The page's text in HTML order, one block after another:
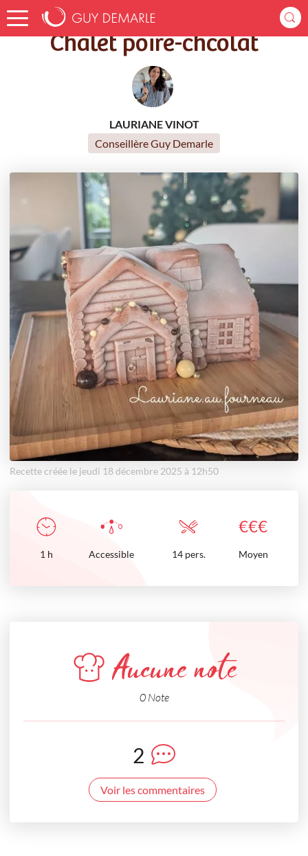
Accueil Recettes Chalet poire-chcolat
Chalet poire-chcolat
LAURIANE VINOT
Conseillère Guy Demarle
Recette créée le jeudi 18 décembre 2025 à 12h50
€€€
1 h Accessible 14 pers. Moyen
Aucune note
0 Note
2
Voir les commentaires